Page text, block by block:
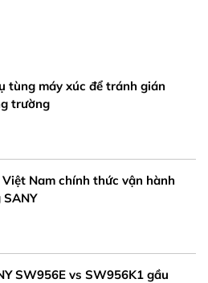
tùng máy xúc để tránh gián
trường
Việt Nam chính thức vận hành
SW956E vs SW956K1 gầu